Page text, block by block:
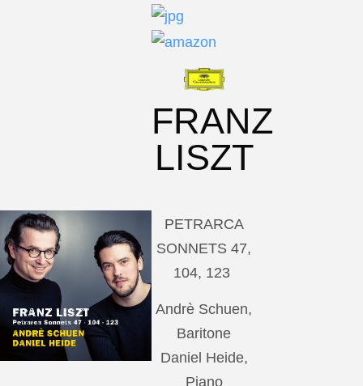
FRANZ
LISZT
PETRARCA
SONNETS 47,
104, 123
Andrè Schuen,
Baritone
Daniel Heide,
Piano